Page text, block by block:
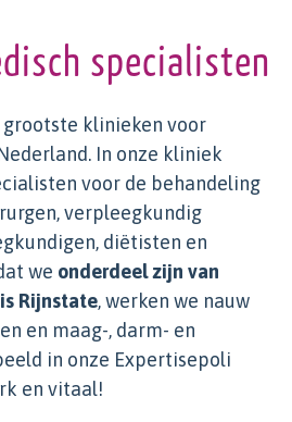
specialisten
grootste klinieken voor
In onze kliniek
voor de behandeling
verpleegkundig
diëtisten en
we onderdeel zijn van
Rijnstate, werken we nauw
en maag-, darm- en
in onze Expertisepoli
en vitaal!